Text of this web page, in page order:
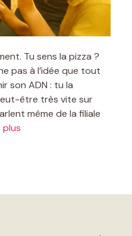
Tu sens la pizza ?
pas à l’idée que tout
son ADN : tu la
être très vite sur
même de la filiale
plus